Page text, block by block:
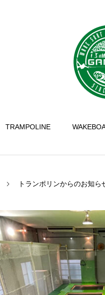
TRAMPOLINE
トランポリンからのお知ら